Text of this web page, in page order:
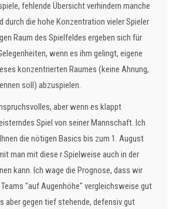
fehlende Übersicht verhindern manche
durch die hohe Konzentration vieler Spieler
Raum des Spielfeldes ergeben sich für
wenn es ihm gelingt, eigene
konzentrierten Raumes (keine Ahnung,
soll) abzuspielen.
aber wenn es klappt
Spiel von seiner Mannschaft. Ich
die nötigen Basics bis zum 1. August
man mit diese r Spielweise auch in der
kann. Ich wage die Prognose, dass wir
"auf Augenhöhe" vergleichsweise gut
aber gegen tief stehende, defensiv gut